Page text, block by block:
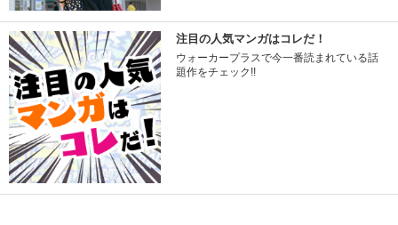
注目の人気マンガはコレだ！
ウォーカープラスで今一番読まれている話
題作をチェック!!